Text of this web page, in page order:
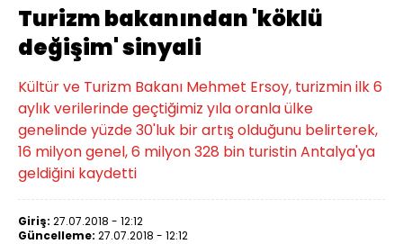
Turizm bakanından 'köklü
değişim' sinyali
Kültür ve Turizm Bakanı Mehmet Ersoy, turizmin ilk 6
aylık verilerinde geçtiğimiz yıla oranla ülke
genelinde yüzde 30'luk bir artış olduğunu belirterek,
16 milyon genel, 6 milyon 328 bin turistin Antalya'ya
geldiğini kaydetti
Giriş: 27.07.2018 - 12:12
Güncelleme: 27.07.2018 - 12:12